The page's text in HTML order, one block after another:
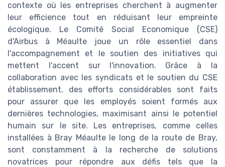
contexte où les entreprises cherchent à augmenter
leur efficience tout en réduisant leur empreinte
écologique. Le Comité Social Economique (CSE)
d'Airbus à Méaulte joue un rôle essentiel dans
l'accompagnement et le soutien des initiatives qui
mettent l'accent sur l'innovation. Grâce à la
collaboration avec les syndicats et le soutien du CSE
établissement, des efforts considérables sont faits
pour assurer que les employés soient formés aux
dernières technologies, maximisant ainsi le potentiel
humain sur le site. Les entreprises, comme celles
installées à Bray Méaulte le long de la route de Bray,
sont constamment à la recherche de solutions
novatrices pour répondre aux défis tels que la